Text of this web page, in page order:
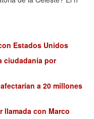
Estados Unidos
ciudadanía por
a 20 millones
llamada con Marco